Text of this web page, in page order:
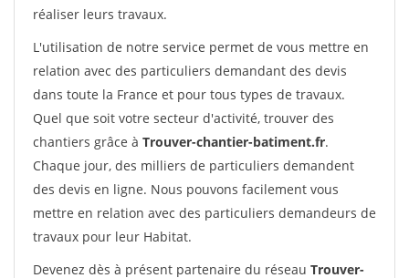
réaliser leurs travaux.
L'utilisation de notre service permet de vous mettre en
relation avec des particuliers demandant des devis
dans toute la France et pour tous types de travaux.
Quel que soit votre secteur d'activité, trouver des
chantiers grâce à Trouver-chantier-batiment.fr.
Chaque jour, des milliers de particuliers demandent
des devis en ligne. Nous pouvons facilement vous
mettre en relation avec des particuliers demandeurs de
travaux pour leur Habitat.
Devenez dès à présent partenaire du réseau Trouver-